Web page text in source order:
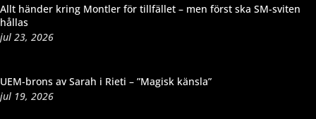
Allt händer kring Montler för tillfället – men först ska SM-sviten
hållas
jul 23, 2026
UEM-brons av Sarah i Rieti – ”Magisk känsla”
jul 19, 2026